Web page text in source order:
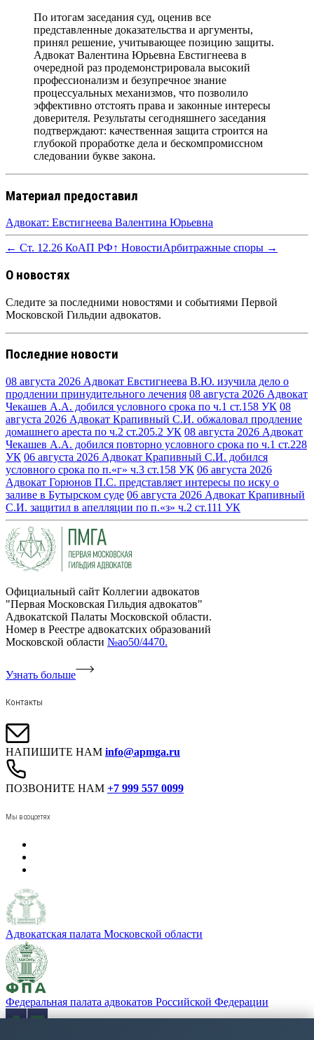
По итогам заседания суд, оценив все
представленные доказательства и аргументы,
принял решение, учитывающее позицию защиты.
Адвокат Валентина Юрьевна Евстигнеева в
очередной раз продемонстрировала высокий
профессионализм и безупречное знание
процессуальных механизмов, что позволило
эффективно отстоять права и законные интересы
доверителя. Результаты сегодняшнего заседания
подтверждают: качественная защита строится на
глубокой проработке дела и бескомпромиссном
следовании букве закона.
Материал предоставил
Адвокат: Евстигнеева Валентина Юрьевна
← Ст. 12.26 КоАП РФ↑ НовостиАрбитражные споры →
О новостях
Следите за последними новостями и событиями Первой
Московской Гильдии адвокатов.
Последние новости
08 августа 2026 Адвокат Евстигнеева В.Ю. изучила дело о
продлении принудительного лечения 08 августа 2026 Адвокат
Чекашев А.А. добился условного срока по ч.1 ст.158 УК 08
августа 2026 Адвокат Крапивный С.И. обжаловал продление
домашнего ареста по ч.2 ст.205.2 УК 08 августа 2026 Адвокат
Чекашев А.А. добился повторно условного срока по ч.1 ст.228
УК 06 августа 2026 Адвокат Крапивный С.И. добился
условного срока по п.«г» ч.3 ст.158 УК 06 августа 2026
Адвокат Горюнов П.С. представляет интересы по иску о
заливе в Бутырском суде 06 августа 2026 Адвокат Крапивный
С.И. защитил в апелляции по п.«з» ч.2 ст.111 УК
Официальный сайт Коллегии адвокатов
"Первая Московская Гильдия адвокатов"
Адвокатской Палаты Московской области.
Номер в Реестре адвокатских образований
Московской области №ао50/4470.
Узнать больше
Контакты
НАПИШИТЕ НАМ info@apmga.ru
ПОЗВОНИТЕ НАМ +7 999 557 0099
Мы в соцсетях
Адвокатская палата Московской области
Федеральная палата адвокатов Российской Федерации